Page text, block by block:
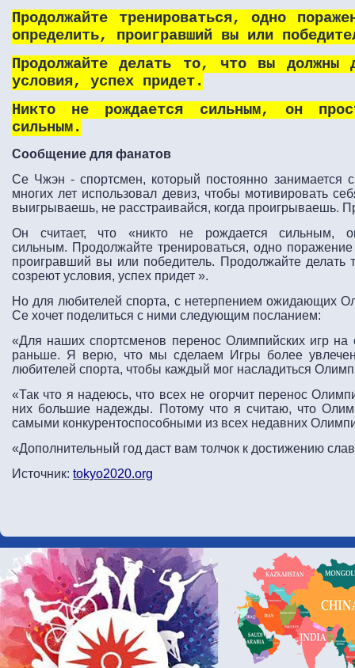
Продолжайте тренироваться, одно
определить, проигравший вы или
Продолжайте делать то, что вы должны
условия, успех придет.
Никто не рождается сильным, он
сильным.
Сообщение для фанатов
Се Чжэн - спортсмен, который постоянно занимается
многих лет использовал девиз, чтобы мотивировать
выигрываешь, не расстраивайся, когда проигрываешь.
Он считает, что «никто не рождается сильным,
сильным. Продолжайте тренироваться, одно
проигравший вы или победитель. Продолжайте делать
созреют условия, успех придет ».
Но для любителей спорта, с нетерпением ожидающих
Се хочет поделиться с ними следующим посланием:
«Для наших спортсменов перенос Олимпийских игр на
раньше. Я верю, что мы сделаем Игры более
любителей спорта, чтобы каждый мог насладиться
«Так что я надеюсь, что всех не огорчит перенос
них большие надежды. Потому что я считаю, что
самыми конкурентоспособными из всех недавних
«Дополнительный год даст вам толчок к достижению
Источник: tokyo2020.org